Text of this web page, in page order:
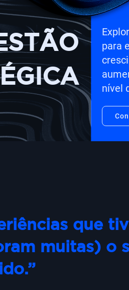
para
nível
que
muitas) o